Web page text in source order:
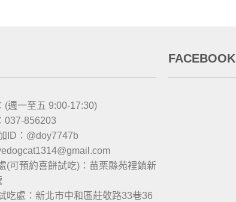
(週一至五 9:00-17:30)
037-856203
ID：@doy7747b
(可預約喜餅試吃)：苗栗縣苑裡鎮新
吃處：新北市中和區莊敬路33巷36
FACEBOOK